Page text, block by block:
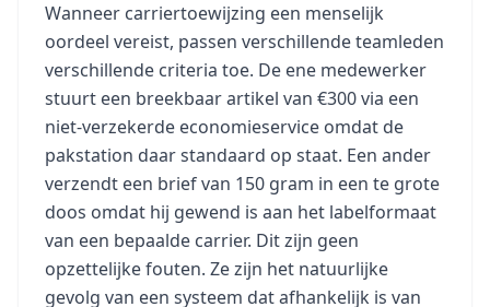
Wanneer carriertoewijzing een menselijk
oordeel vereist, passen verschillende teamleden
verschillende criteria toe. De ene medewerker
stuurt een breekbaar artikel van €300 via een
niet-verzekerde economieservice omdat de
pakstation daar standaard op staat. Een ander
verzendt een brief van 150 gram in een te grote
doos omdat hij gewend is aan het labelformaat
van een bepaalde carrier. Dit zijn geen
opzettelijke fouten. Ze zijn het natuurlijke
gevolg van een systeem dat afhankelijk is van